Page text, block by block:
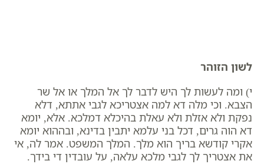
לשון הזוהר
י) ומה לעשות לך היש לדבר לך אל המלך או אל שר
הצבא. וכי מלה דא למה אצטריכא לגבי אתתא, דלא
נפקת ולא אזלת ולא עאלת בהיכלא דמלכא. אלא, יומא
דא הוה גרים, דכל בני עלמא יתבין בדינא, ובההוא יומא
אקרי קודשא בריך הוא מלך. המלך המשפט. אמר לה, אי
את אצטריך לך לגבי מלכא עלאה, על עובדין די בידך.